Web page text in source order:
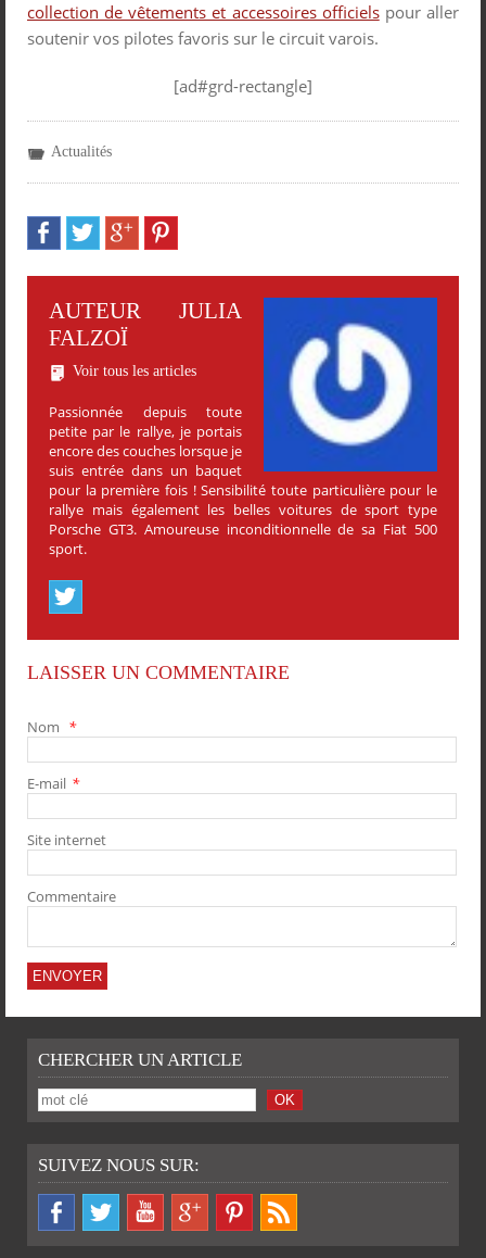
collection de vêtements et accessoires officielspour aller
soutenir vos pilotes favoris sur le circuit varois.
[ad#grd-rectangle]
Actualités
PARTAGERPARTAGERPARTAGERPARTAGER
AUTEUR JULIA
FALZOÏ
Voir tous les articles
Passionnée depuis toute
petite par le rallye, je portais
encore des couches lorsque je
suis entrée dans un baquet
pour la première fois ! Sensibilité toute particulière pour le
rallye mais également les belles voitures de sport type
Porsche GT3. Amoureuse inconditionnelle de sa Fiat 500
sport.
LAISSER UN COMMENTAIRE
Nom *
E-mail *
Site internet
Commentaire
CHERCHER UN ARTICLE
SUIVEZ NOUS SUR: